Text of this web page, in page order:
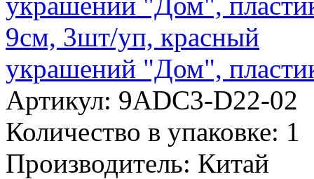
украшений "Дом",
Артикул: 9ADC3-D22-02
Количество в упаковке: 1
Производитель: Китай